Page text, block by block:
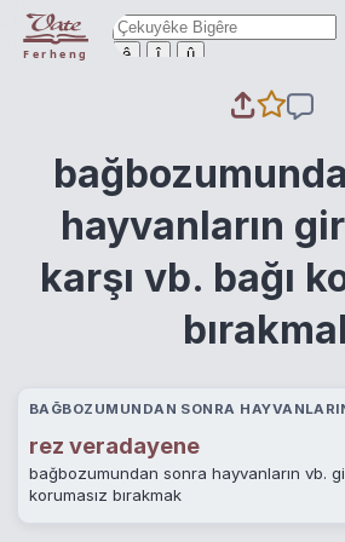
Ferheng ê î û
hayvanların
karşı vb. bağı
BAĞBOZUMUNDAN SONRA
rez veradayene
bağbozumundan sonra hayvanların vb.
korumasız bırakmak